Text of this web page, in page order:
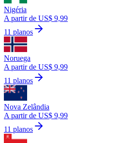
Nigéria
A partir de US$ 9,99
11 planos
Noruega
A partir de US$ 9,99
11 planos
Nova Zelândia
A partir de US$ 9,99
11 planos